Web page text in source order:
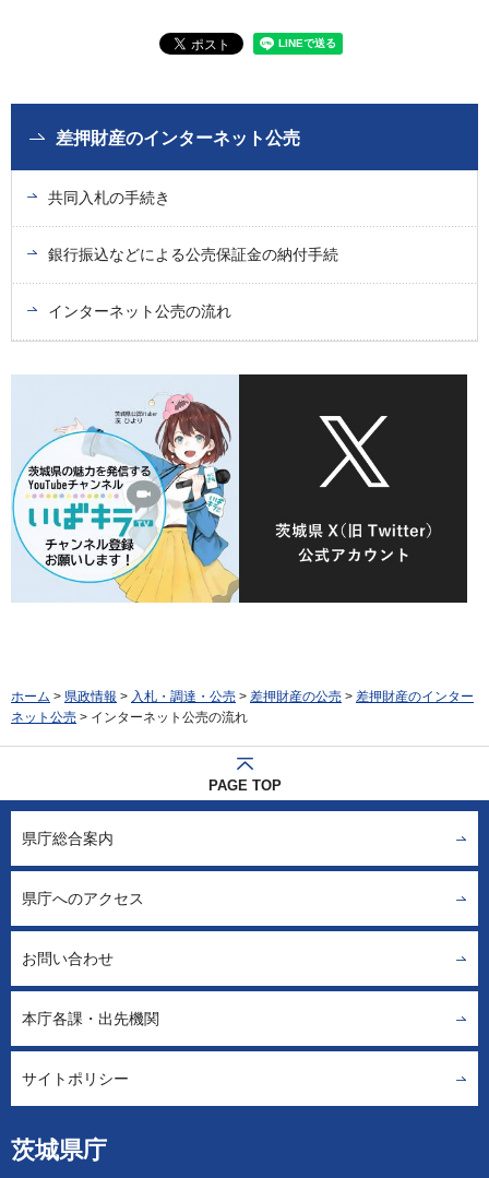
差押財産のインターネット公売
共同入札の手続き
銀行振込などによる公売保証金の納付手続
インターネット公売の流れ
ホーム > 県政情報 > 入札・調達・公売 > 差押財産の公売 > 差押財産のインター
ネット公売 > インターネット公売の流れ
PAGE TOP
茨城県庁
県庁総合案内
県庁へのアクセス
お問い合わせ
本庁各課・出先機関
サイトポリシー